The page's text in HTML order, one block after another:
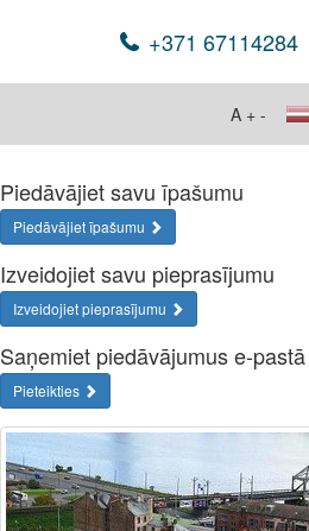
+371 67114284
A + -
Piedāvājiet savu īpašumu
Piedāvājiet īpašumu
Izveidojiet savu pieprasījumu
Izveidojiet pieprasījumu
Saņemiet piedāvājumus e-pastā
Pieteikties